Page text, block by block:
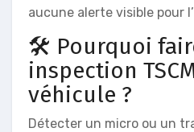
aucune alerte visible pour
🛠️ Pourquoi
inspection
véhicule ?
Détecter un micro ou un